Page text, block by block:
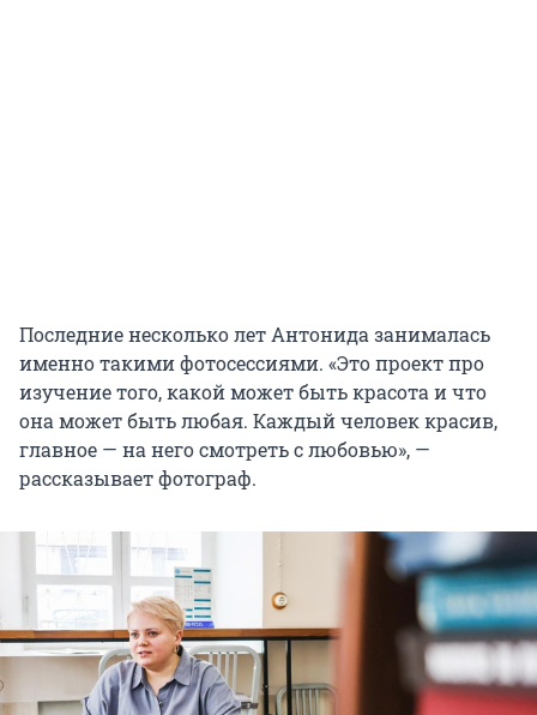
Последние несколько лет Антонида занималась
именно такими фотосессиями. «Это проект про
изучение того, какой может быть красота и что
она может быть любая. Каждый человек красив,
главное — на него смотреть с любовью», —
рассказывает фотограф.